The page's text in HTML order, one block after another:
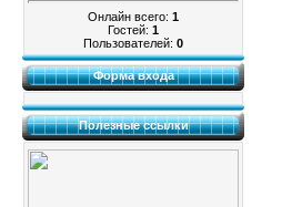
Онлайн всего: 1
Гостей: 1
Пользователей: 0
Форма входа
Полезные ссылки